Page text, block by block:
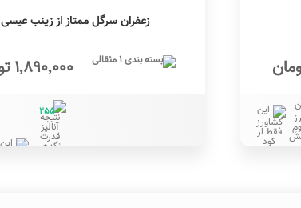
زعفران سرگل ممتاز از زینب عیسی
1,890,000 تومان
255